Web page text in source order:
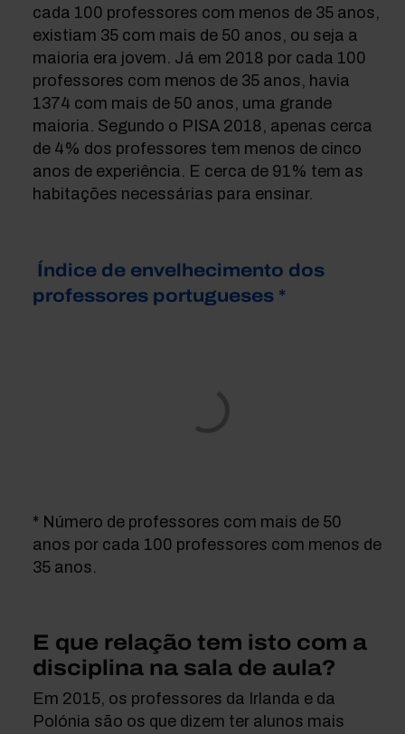
cada 100 professores com menos de 35 anos,
existiam 35 com mais de 50 anos, ou seja a
maioria era jovem. Já em 2018 por cada 100
professores com menos de 35 anos, havia
1374 com mais de 50 anos, uma grande
maioria. Segundo o PISA 2018, apenas cerca
de 4% dos professores tem menos de cinco
anos de experiência. E cerca de 91% tem as
habitações necessárias para ensinar.
Índice de envelhecimento dos
professores portugueses *
* Número de professores com mais de 50
anos por cada 100 professores com menos de
35 anos.
E que relação tem isto com a
disciplina na sala de aula?
Em 2015, os professores da Irlanda e da
Polónia são os que dizem ter alunos mais